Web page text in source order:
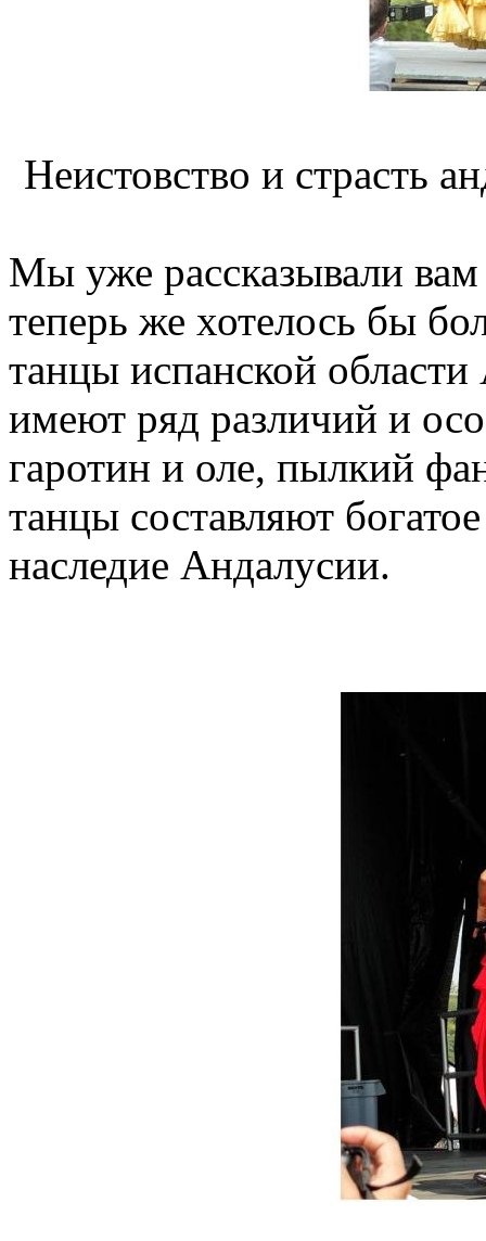
Неистовство и страсть
Мы уже рассказывали
теперь же хотелось бы
танцы испанской
имеют ряд различий и
гаротин и оле, пылкий
танцы составляют
наследие Андалусии.